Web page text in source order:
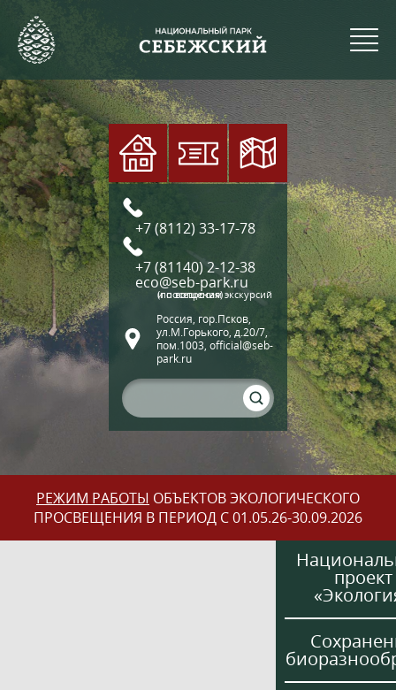
+7 (8112) 33-17-78
+7 (81140) 2-12-38
eco@seb-park.ru
(по вопросам экскурсий и посещения)
Россия, гор.Псков,
ул.М.Горького, д.20/7,
пом.1003, official@seb-
park.ru
РЕЖИМ РАБОТЫ ОБЪЕКТОВ ЭКОЛОГИЧЕСКОГО
ПРОСВЕЩЕНИЯ В ПЕРИОД С 01.05.26-30.09.2026
проект